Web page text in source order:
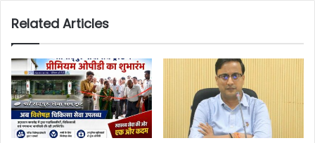
Related Articles